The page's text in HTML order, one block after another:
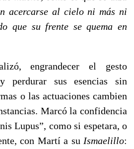
acercarse al cielo ni más ni
que su frente se quema en
engrandecer el gesto
perdurar sus esencias sin
o las actuaciones cambien
Marcó la confidencia
Lupus”, como si espetara, o
con Martí a su Ismaelillo: